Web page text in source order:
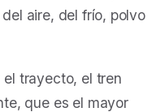
aire, del frío, polvo
trayecto, el tren
que es el mayor